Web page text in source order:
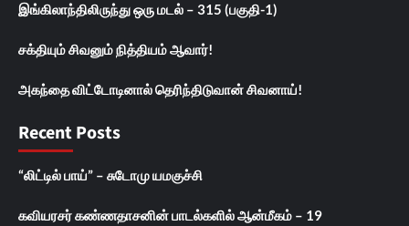
இங்கிலாந்திலிருந்து ஒரு மடல் – 315 (பகுதி-1)
சக்தியும் சிவனும் நித்தியம் ஆவார்!
அகந்தை விட்டோடினால் தெரிந்திடுவான் சிவனாய்!
Recent Posts
“லிட்டில் பாய்” – சுடோமு யமகுச்சி
கவியரசர் கண்ணதாசனின் பாடல்களில் ஆன்மீகம் – 19